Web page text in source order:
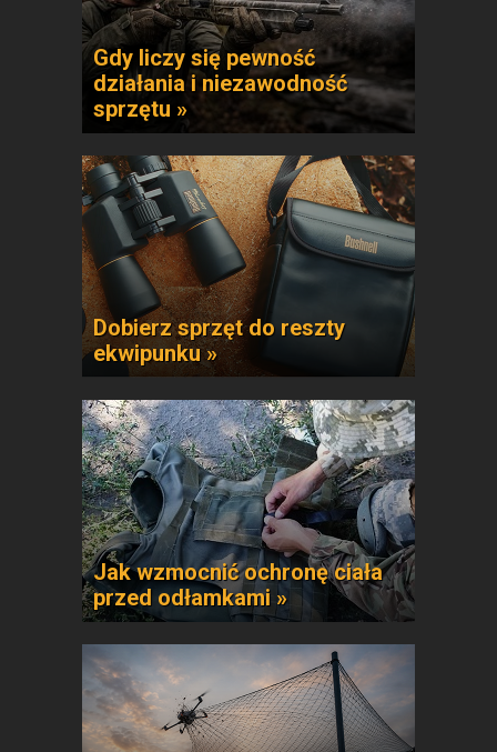
Gdy liczy się pewność
działania i niezawodność
sprzętu »
Dobierz sprzęt do reszty
ekwipunku »
Jak wzmocnić ochronę ciała
przed odłamkami »